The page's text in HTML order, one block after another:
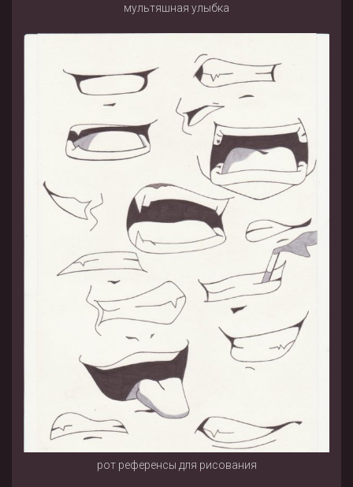
мультяшная улыбка
рот референсы для рисования